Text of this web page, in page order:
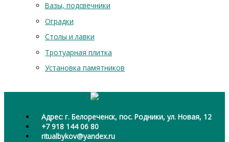
Вазы, подсвечники
Оградки
Столы и лавки
Тротуарная плитка
Установка памятников
Адрес: г. Белореченск, пос. Родники, ул. Новая, 12
+7 918 144 06 80
ritualbykov@yandex.ru